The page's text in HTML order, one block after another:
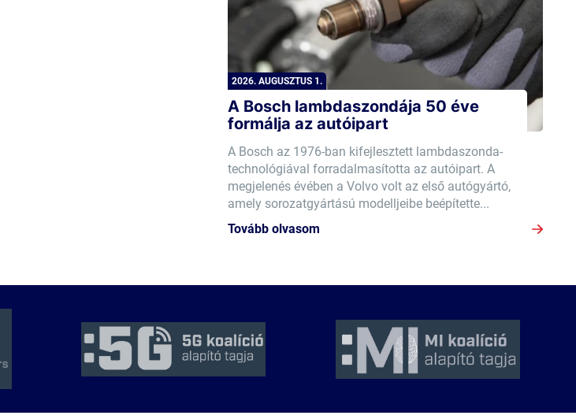
2026. AUGUSZTUS 1.
A Bosch lambdaszondája 50 éve
formálja az autóipart
A Bosch az 1976-ban kifejlesztett lambdaszonda-
technológiával forradalmasította az autóipart. A
megjelenés évében a Volvo volt az első autógyártó,
amely sorozatgyártású modelljeibe beépítette...
Tovább olvasom